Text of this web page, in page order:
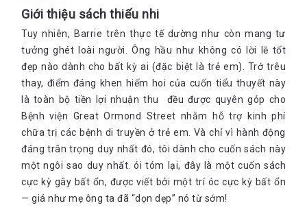
Giới thiệu sách thiếu nhi
Tuy nhiên, Barrie trên thực tế dường như còn mang tư
tưởng ghét loài người. Ông hầu như không có lời lẽ tốt
đẹp nào dành cho bất kỳ ai (đặc biệt là trẻ em). Trớ trêu
thay, điểm đáng khen hiếm hoi của cuốn tiểu thuyết này
là toàn bộ tiền lợi nhuận thu đều được quyên góp cho
Bệnh viện Great Ormond Street nhằm hỗ trợ kinh phí
chữa trị các bệnh di truyền ở trẻ em. Và chỉ vì hành động
đáng trân trọng duy nhất đó, tôi dành cho cuốn sách này
một ngôi sao duy nhất. ói tóm lại, đây là một cuốn sách
cực kỳ gây bất ổn, được viết bởi một trí óc cực kỳ bất ổn
— giá như mẹ ông ta đã “dọn dẹp” nó từ sớm!